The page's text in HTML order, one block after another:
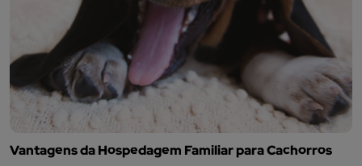
Vantagens da Hospedagem Familiar para Cachorros